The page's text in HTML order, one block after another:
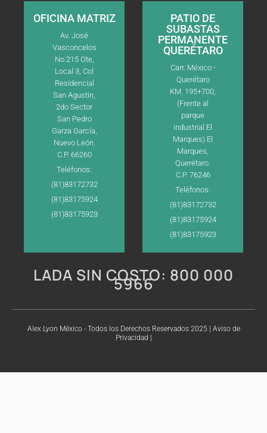
OFICINA MATRIZ
Av. José
Vasconcelos
No.215 Ote,
Local 3, Col
Residencial
San Agustin,
2do Sector
San Pedro
Garza García,
Nuevo León.
C.P. 66260
Teléfonos:
(81)83172732
(81)83175924
(81)83175923
PATIO DE
SUBASTAS
PERMANENTE
QUERÉTARO
Carr. México -
Querétaro
KM. 195+700,
(Frente al
parque
industrial El
Marques) El
Marques,
Querétaro.
C.P. 76246
Teléfonos:
(81)83172732
(81)83175924
(81)83175923
LADA SIN COSTO: 800 000
5966
Alex Lyon México - Todos los Derechos Reservados 2025 | Aviso de
Privacidad |